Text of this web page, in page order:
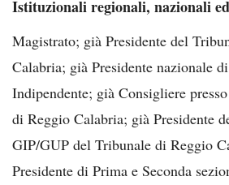
Istituzionali regionali, nazionali
Magistrato; già Presidente del
Calabria; già Presidente nazionale
Indipendente; già Consigliere
di Reggio Calabria; già Presidente
GIP/GUP del Tribunale di Reggio
Presidente di Prima e Seconda